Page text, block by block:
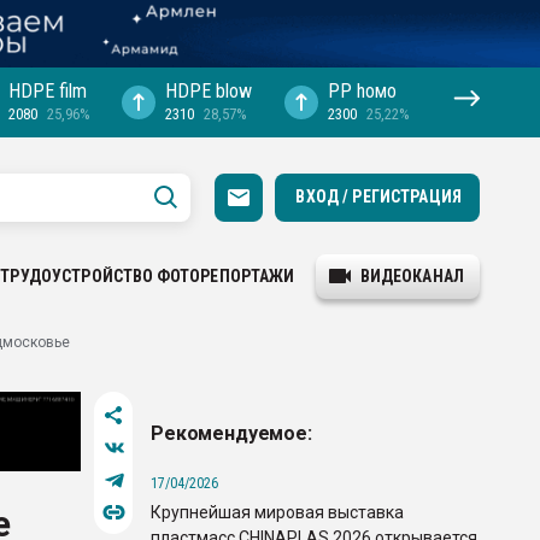
HDPE film
2080 25,96%
HDPE blow
2310 28,57%
PP hомо
2300 25,22%
ВХОД / РЕГИСТРАЦИЯ
ТРУДОУСТРОЙСТВО ФОТОРЕПОРТАЖИ ВИДЕОКАНАЛ
Рекомендуемое:
17/04/2026
Крупнейшая мировая выставка